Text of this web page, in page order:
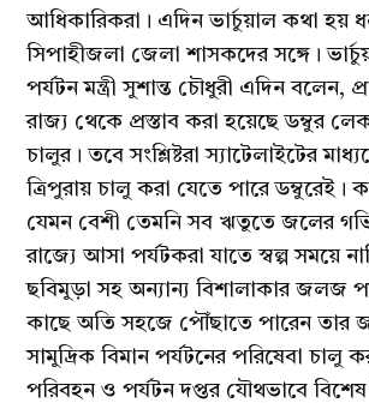
আধিকারিকরা। এদিন ভার্চুয়াল কথা হয়
সিপাহীজলা জেলা শাসকদের সঙ্গে।
পর্যটন মন্ত্রী সুশান্ত চৌধুরী এদিন বলেন,
রাজ্য থেকে প্রস্তাব করা হয়েছে ডম্বুর
চালুর। তবে সংশ্লিষ্টরা স্যাটেলাইটের
ত্রিপুরায় চালু করা যেতে পারে
যেমন বেশী তেমনি সব ঋতুতে জলের
রাজ্যে আসা পর্যটকরা যাতে স্বল্প সময়ে
ছবিমুড়া সহ অন্যান্য বিশালাকার জলজ
কাছে অতি সহজে পৌঁছাতে পারেন তার
সামুদ্রিক বিমান পর্যটনের পরিষেবা চালু
পরিবহন ও পর্যটন দপ্তর যৌথভাবে